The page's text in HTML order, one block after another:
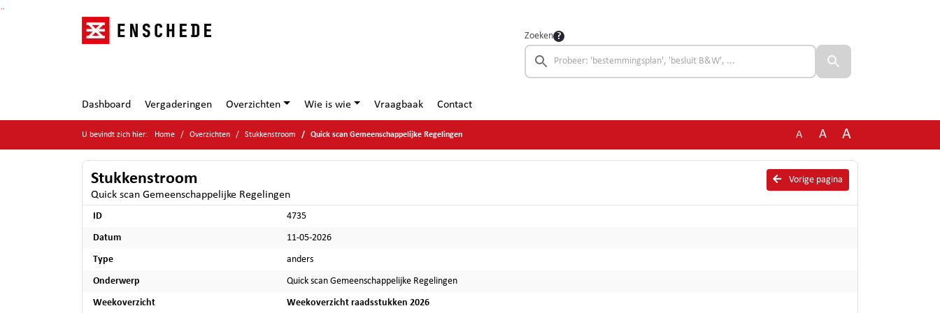
Ga naar de inhoud van deze pagina
Ga naar het zoeken
Ga naar het menu
Zoeken
Dashboard Vergaderingen Overzichten Wie is wie Vraagbaak Contact
U bevindt zich hier: Home Overzichten Stukkenstroom Quick scan Gemeenschappelijke Regelingen A A A
Vorige pagina
Stukkenstroom
Quick scan Gemeenschappelijke Regelingen
ID 4735
Datum 11-05-2026
Type anders
Onderwerp Quick scan Gemeenschappelijke Regelingen
Weekoverzicht
Weekoverzicht raadsstukken 2026